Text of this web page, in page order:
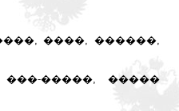
����, ������,
�����, �����